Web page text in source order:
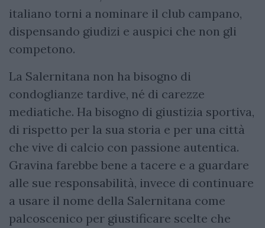
italiano torni a nominare il club campano,
dispensando giudizi e auspici che non gli
competono.
La Salernitana non ha bisogno di
condoglianze tardive, né di carezze
mediatiche. Ha bisogno di giustizia sportiva,
di rispetto per la sua storia e per una città
che vive di calcio con passione autentica.
Gravina farebbe bene a tacere e a guardare
alle sue responsabilità, invece di continuare
a usare il nome della Salernitana come
palcoscenico per giustificare scelte che